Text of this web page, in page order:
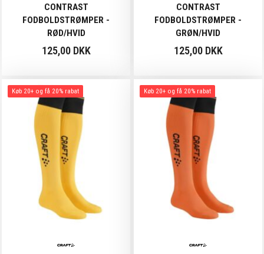
CONTRAST
FODBOLDSTRØMPER -
RØD/HVID
125,00 DKK
CONTRAST
FODBOLDSTRØMPER -
GRØN/HVID
125,00 DKK
Køb 20+ og få 20% rabat Køb 20+ og få 20% rabat